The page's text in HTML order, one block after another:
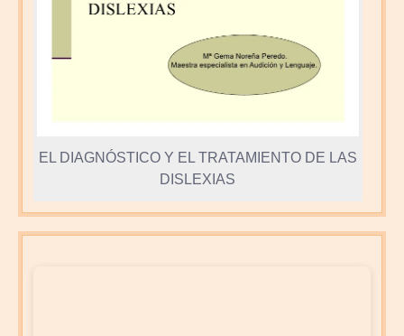
EL DIAGNÓSTICO Y EL TRATAMIENTO DE LAS
DISLEXIAS